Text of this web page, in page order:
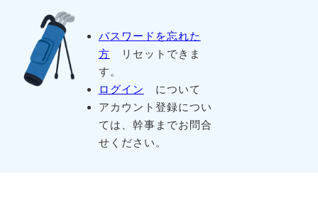
パスワードを忘れた
方 リセットできま
す。
ログイン
について
アカウント登録につい
ては、幹事までお問合
せください。